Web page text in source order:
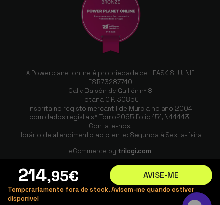
214,95€ AVISE-ME
Temporariamente fora de stock. Avisem-me quando estiver
disponível
A Powerplanetonline é propriedade de LEASK SLU, NIF
ESB73287740
Calle Balsón de Guillén nº 8
Totana C.P. 30850
Inscrita no registo mercantil de Murcia no ano 2004
com dados registais* Tomo2065 Folio 151, N44443.
Contate-nos!
Horário de atendimento ao cliente: Segunda à Sexta-feira
eCommerce by trilogi.com